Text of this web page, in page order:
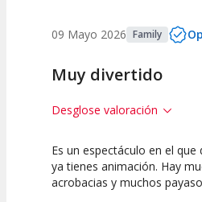
09 Mayo 2026 Family
Muy divertido
Desglose valoración
10
Calidad del
10
Puesta en
Es un espectáculo en el
ya tienes animación. Hay
acrobacias y muchos